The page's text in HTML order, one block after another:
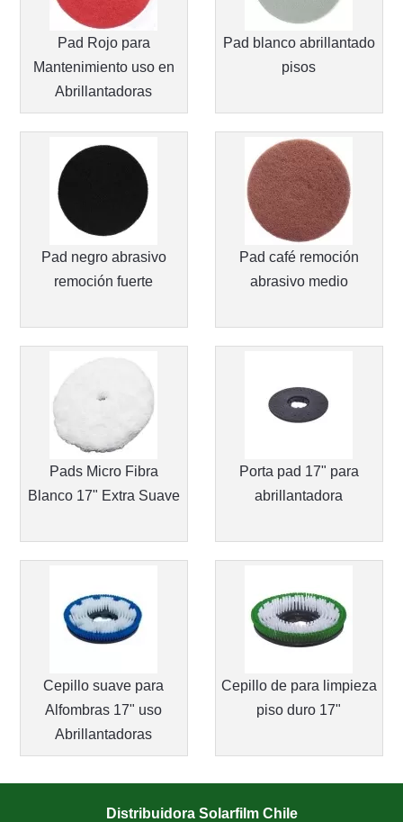
Pad Rojo para
Mantenimiento uso en
Abrillantadoras
Pad blanco abrillantado
pisos
Pad negro abrasivo
remoción fuerte
Pad café remoción
abrasivo medio
Pads Micro Fibra
Blanco 17" Extra Suave
Porta pad 17" para
abrillantadora
Cepillo suave para
Alfombras 17" uso
Abrillantadoras
Cepillo de para limpieza
piso duro 17"
Distribuidora Solarfilm Chile